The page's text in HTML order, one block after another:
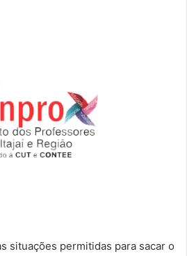
situações permitidas para sacar o